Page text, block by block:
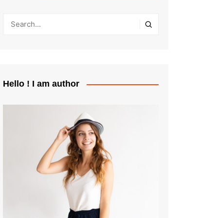
Hello ! I am author